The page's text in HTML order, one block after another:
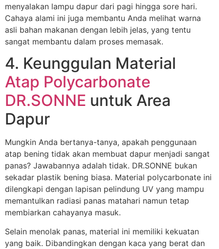
menyalakan lampu dapur dari pagi hingga sore hari.
Cahaya alami ini juga membantu Anda melihat warna
asli bahan makanan dengan lebih jelas, yang tentu
sangat membantu dalam proses memasak.
4. Keunggulan Material
Atap Polycarbonate
DR.SONNE untuk Area
Dapur
Mungkin Anda bertanya-tanya, apakah penggunaan
atap bening tidak akan membuat dapur menjadi sangat
panas? Jawabannya adalah tidak. DR.SONNE bukan
sekadar plastik bening biasa. Material polycarbonate ini
dilengkapi dengan lapisan pelindung UV yang mampu
memantulkan radiasi panas matahari namun tetap
membiarkan cahayanya masuk.
Selain menolak panas, material ini memiliki kekuatan
yang baik. Dibandingkan dengan kaca yang berat dan